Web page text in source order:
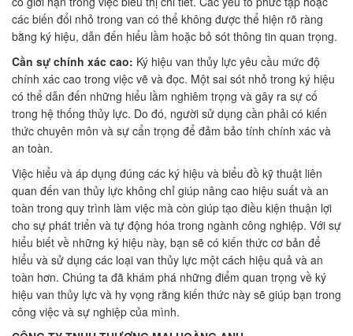
các biến đổi nhỏ trong van có thể không được thể hiện rõ ràng
bằng ký hiệu, dẫn đến hiểu lầm hoặc bỏ sót thông tin quan trọng.
Cần sự chính xác cao: Ký hiệu van thủy lực yêu cầu mức độ
chính xác cao trong việc vẽ và đọc. Một sai sót nhỏ trong ký hiệu
có thể dẫn đến những hiểu lầm nghiêm trọng và gây ra sự cố
trong hệ thống thủy lực. Do đó, người sử dụng cần phải có kiến
thức chuyên môn và sự cẩn trọng để đảm bảo tính chính xác và
an toàn.
Việc hiểu và áp dụng đúng các ký hiệu và biểu đồ kỹ thuật liên
quan đến van thủy lực không chỉ giúp nâng cao hiệu suất và an
toàn trong quy trình làm việc mà còn giúp tạo điều kiện thuận lợi
cho sự phát triển và tự động hóa trong ngành công nghiệp. Với sự
hiểu biết về những ký hiệu này, bạn sẽ có kiến thức cơ bản để
hiểu và sử dụng các loại van thủy lực một cách hiệu quả và an
toàn hơn. Chúng ta đã khám phá những điểm quan trọng về ký
hiệu van thủy lực và hy vọng rằng kiến thức này sẽ giúp bạn trong
công việc và sự nghiệp của mình.